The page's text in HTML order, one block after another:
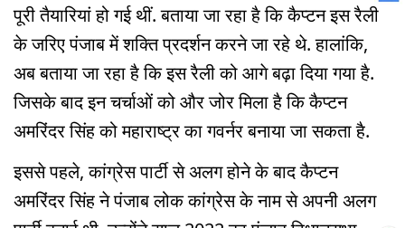
पूरी तैयारियां हो गई थीं. बताया जा रहा है कि कैप्टन इस रैली
के जरिए पंजाब में शक्ति प्रदर्शन करने जा रहे थे. हालांकि,
अब बताया जा रहा है कि इस रैली को आगे बढ़ा दिया गया है.
जिसके बाद इन चर्चाओं को और जोर मिला है कि कैप्टन
अमरिंदर सिंह को महाराष्ट्र का गवर्नर बनाया जा सकता है.
इससे पहले, कांग्रेस पार्टी से अलग होने के बाद कैप्टन
अमरिंदर सिंह ने पंजाब लोक कांग्रेस के नाम से अपनी अलग